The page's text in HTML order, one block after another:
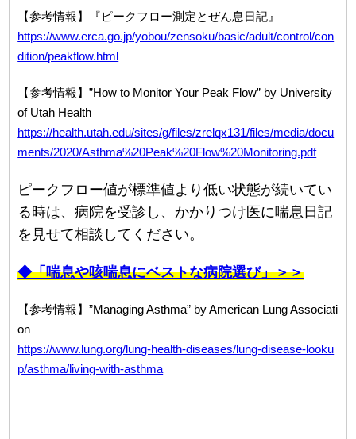
【参考情報】『ピークフロー測定とぜん息日記』
https://www.erca.go.jp/yobou/zensoku/basic/adult/control/con
dition/peakflow.html
【参考情報】”How to Monitor Your Peak Flow” by University
of Utah Health
https://health.utah.edu/sites/g/files/zrelqx131/files/media/docu
ments/2020/Asthma%20Peak%20Flow%20Monitoring.pdf
ピークフロー値が標準値より低い状態が続いてい
る時は、病院を受診し、かかりつけ医に喘息日記
を見せて相談してください。
◆「喘息や咳喘息にベストな病院選び」＞＞
【参考情報】”Managing Asthma” by American Lung Associati
on
https://www.lung.org/lung-health-diseases/lung-disease-looku
p/asthma/living-with-asthma